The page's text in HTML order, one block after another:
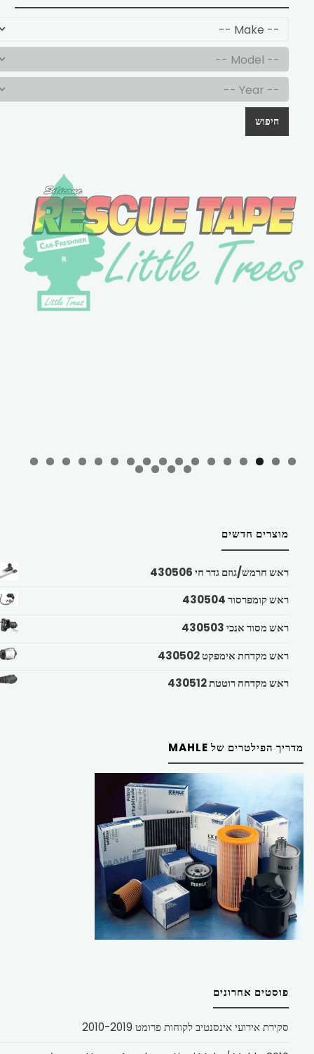
חיפוש
מוצרים חדשים
ראש חרמש/גוזם גדר חי 430506
ראש קומפרסור 430504
ראש מסור אנכי 430503
ראש מקדחת אימפקט 430502
ראש מקדחה רוטטת 430512
מדריך הפילטרים של MAHLE
פוסטים אחרונים
סקירת אירועי אינסנטיב לקוחות פרומט 2010-2019